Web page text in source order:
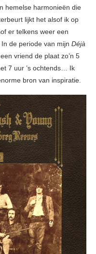
hemelse harmonieën die
lijkt het alsof ik op
er telkens weer een
de periode van mijn Déjà
vriend de plaat zo’n 5
7 uur ’s ochtends… Ik
bron van inspiratie.